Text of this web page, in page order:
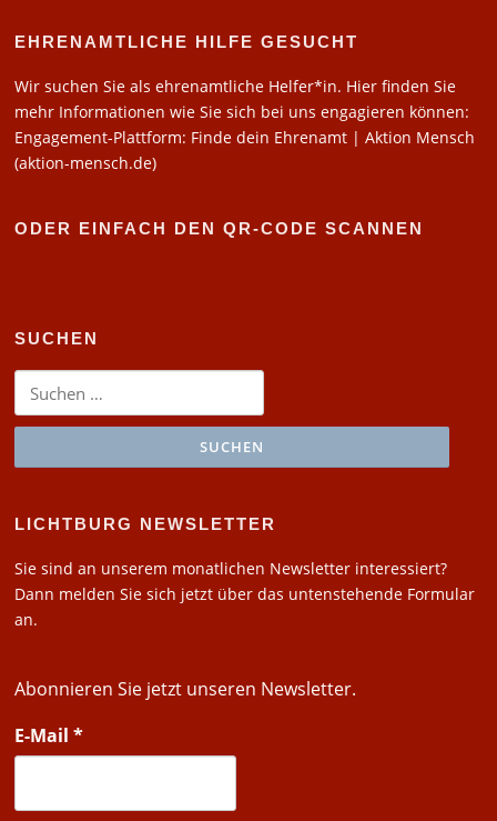
EHRENAMTLICHE HILFE GESUCHT
Wir suchen Sie als ehrenamtliche Helfer*in. Hier finden Sie
mehr Informationen wie Sie sich bei uns engagieren können:
Engagement-Plattform: Finde dein Ehrenamt | Aktion Mensch
(aktion-mensch.de)
ODER EINFACH DEN QR-CODE SCANNEN
SUCHEN
Suchen
nach:
LICHTBURG NEWSLETTER
Sie sind an unserem monatlichen Newsletter interessiert?
Dann melden Sie sich jetzt über das untenstehende Formular
an.
Abonnieren Sie jetzt unseren Newsletter.
E-Mail*